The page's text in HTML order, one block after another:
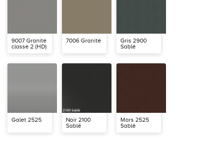
9007 Granité
classe 2 (HD)
7006 Granité
Gris 2900
Sablé
Galet 2525
Noir 2100
Sablé
Mars 2525
Sablé